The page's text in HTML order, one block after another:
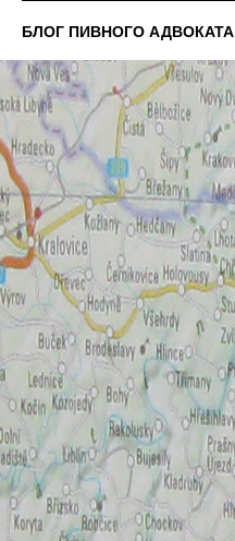
БЛОГ ПИВНОГО АДВОКАТА